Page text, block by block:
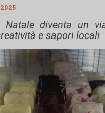
Natale diventa un
e sapori locali